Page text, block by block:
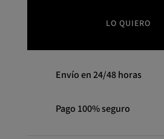
LO QUIERO
Envío en 24/48 horas
Pago 100% seguro